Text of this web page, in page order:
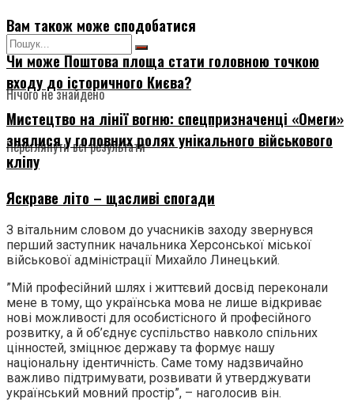
Нічого не знайдено
Переглянути всі результати
Вам також може сподобатися
Чи може Поштова площа стати головною точкою
входу до історичного Києва?
Мистецтво на лінії вогню: спецпризначенці «Омеги»
знялися у головних ролях унікального військового
кліпу
Яскраве літо – щасливі спогади
З вітальним словом до учасників заходу звернувся
перший заступник начальника Херсонської міської
військової адміністрації Михайло Линецький.
”Мій професійний шлях і життєвий досвід переконали
мене в тому, що українська мова не лише відкриває
нові можливості для особистісного й професійного
розвитку, а й об’єднує суспільство навколо спільних
цінностей, зміцнює державу та формує нашу
національну ідентичність. Саме тому надзвичайно
важливо підтримувати, розвивати й утверджувати
український мовний простір”, – наголосив він.